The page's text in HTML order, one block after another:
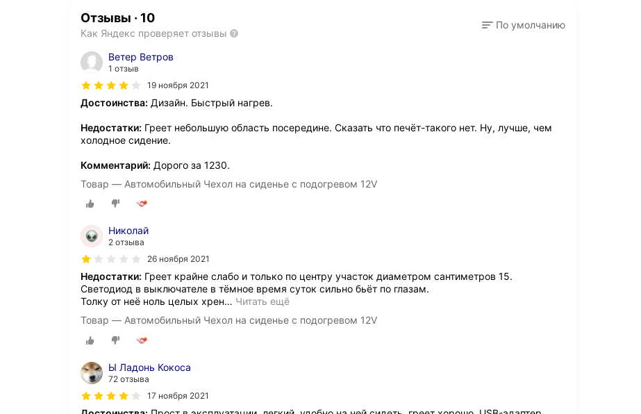
Отзывы · 10
Как Яндекс проверяет отзывы
По умолчанию
Ветер Ветров
1 отзыв
19 ноября 2021
Достоинства: Дизайн. Быстрый нагрев.
Недостатки: Греет небольшую область посередине. Сказать что печёт-такого нет. Ну, лучше, чем
холодное сидение.
Комментарий: Дорого за 1230.
Товар — Автомобильный Чехол на сиденье с подогревом 12V
Николай
2 отзыва
26 ноября 2021
Недостатки: Греет крайне слабо и только по центру участок диаметром сантиметров 15.
Светодиод в выключателе в тёмное время суток сильно бьёт по глазам.
Толку от неё ноль целых хрен… Читать ещё
Товар — Автомобильный Чехол на сиденье с подогревом 12V
Ы Ладонь Кокоса
72 отзыва
17 ноября 2021